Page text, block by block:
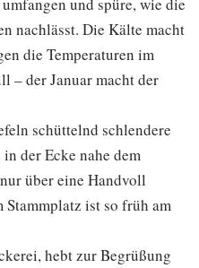
und spüre, wie die
nachlässt. Die Kälte macht
die Temperaturen im
– der Januar macht der
schüttelnd schlendere
der Ecke nahe dem
über eine Handvoll
Stammplatz ist so früh am
hebt zur Begrüßung